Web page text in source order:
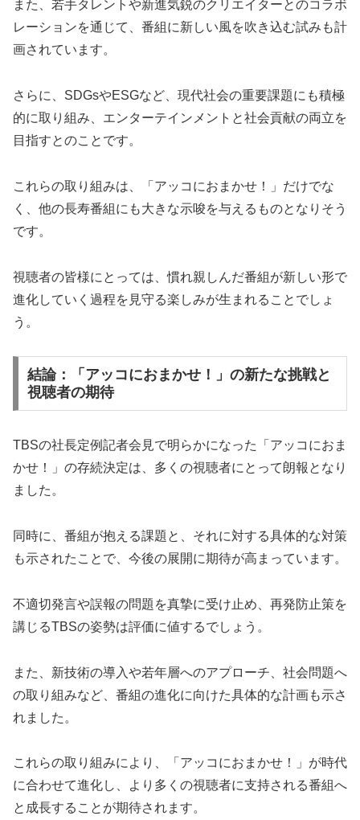
また、若手タレントや新進気鋭のクリエイターとのコラボ
レーションを通じて、番組に新しい風を吹き込む試みも計
画されています。
さらに、SDGsやESGなど、現代社会の重要課題にも積極
的に取り組み、エンターテインメントと社会貢献の両立を
目指すとのことです。
これらの取り組みは、「アッコにおまかせ！」だけでな
く、他の長寿番組にも大きな示唆を与えるものとなりそう
です。
視聴者の皆様にとっては、慣れ親しんだ番組が新しい形で
進化していく過程を見守る楽しみが生まれることでしょ
う。
結論：「アッコにおまかせ！」の新たな挑戦と
視聴者の期待
TBSの社長定例記者会見で明らかになった「アッコにおま
かせ！」の存続決定は、多くの視聴者にとって朗報となり
ました。
同時に、番組が抱える課題と、それに対する具体的な対策
も示されたことで、今後の展開に期待が高まっています。
不適切発言や誤報の問題を真摯に受け止め、再発防止策を
講じるTBSの姿勢は評価に値するでしょう。
また、新技術の導入や若年層へのアプローチ、社会問題へ
の取り組みなど、番組の進化に向けた具体的な計画も示さ
れました。
これらの取り組みにより、「アッコにおまかせ！」が時代
に合わせて進化し、より多くの視聴者に支持される番組へ
と成長することが期待されます。